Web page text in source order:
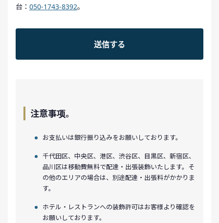
台： 050-1743-8392。
注意事项。
お支払いは銀行振り込みをお願いしております。
千代田区、中央区、港区、渋谷区、目黒区、新宿区、
品川区は移動費無料で配達・出張装飾いたします。そ
の他のエリアの場合は、別途配達・出張料がかかりま
す。
ホテル・レストランへの装飾許可はお客様より確認を
お願いしております。